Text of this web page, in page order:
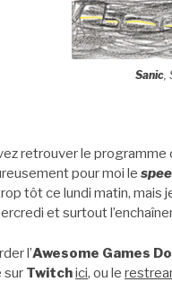
Sanic,
retrouver le programme
pour moi le
tôt ce lundi matin, mais
et surtout
l’Awesome Games
sur Twitchici, ou le